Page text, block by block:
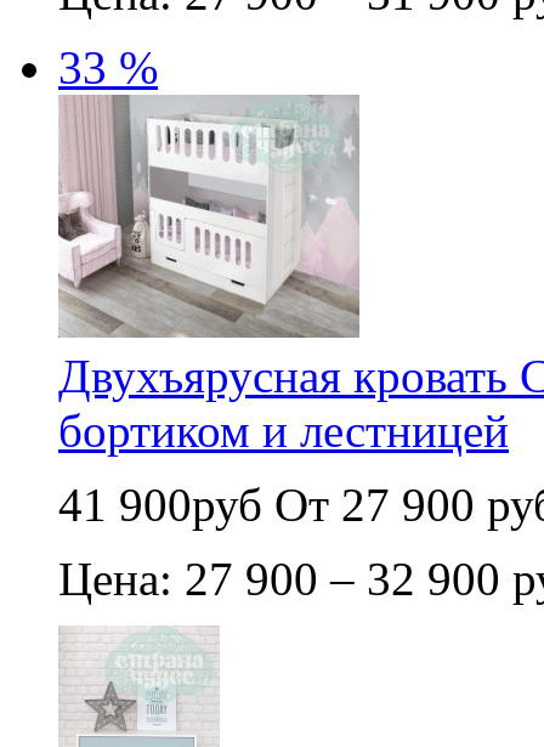
33 %
Двухъярусная
бортиком и лестницей
41 900руб От 27 900
Цена: 27 900 – 32 900